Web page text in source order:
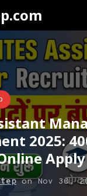
2025:
Online
onNov 30,